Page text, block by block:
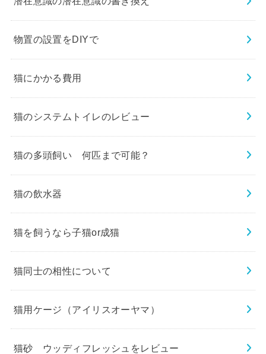
物置の設置をDIYで
猫にかかる費用
猫のシステムトイレのレビュー
猫の多頭飼い 何匹まで可能？
猫の飲水器
猫を飼うなら子猫or成猫
猫同士の相性について
猫用ケージ（アイリスオーヤマ）
猫砂 ウッディフレッシュをレビュー